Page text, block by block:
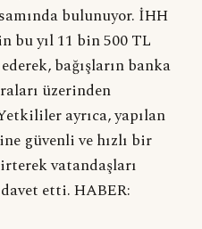
bulunuyor. İHH
yıl 11 bin 500 TL
bağışların banka
üzerinden
ayrıca, yapılan
güvenli ve hızlı bir
vatandaşları
etti. HABER: